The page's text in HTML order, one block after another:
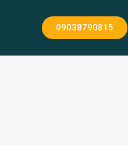
09038790815